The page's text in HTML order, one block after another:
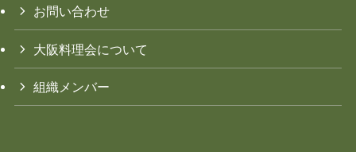
お問い合わせ
大阪料理会について
組織メンバー